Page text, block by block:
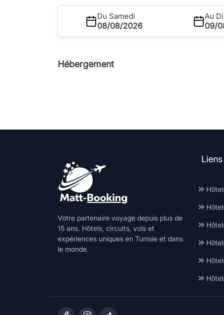
Du Samedi
08/08/2026
Au
09/
Hébergement
Votre partenaire voyage depuis plus de
15 ans. Hôtels, circuits, vols et
expériences uniques en Tunisie et dans
le monde.